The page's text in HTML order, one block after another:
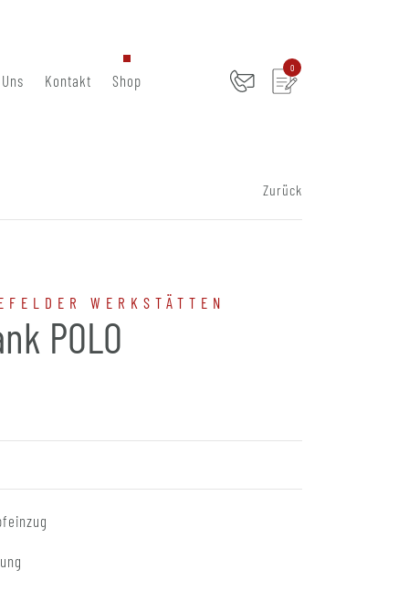
Kontakt Shop
0
Zurück
WERKSTÄTTEN
POLO